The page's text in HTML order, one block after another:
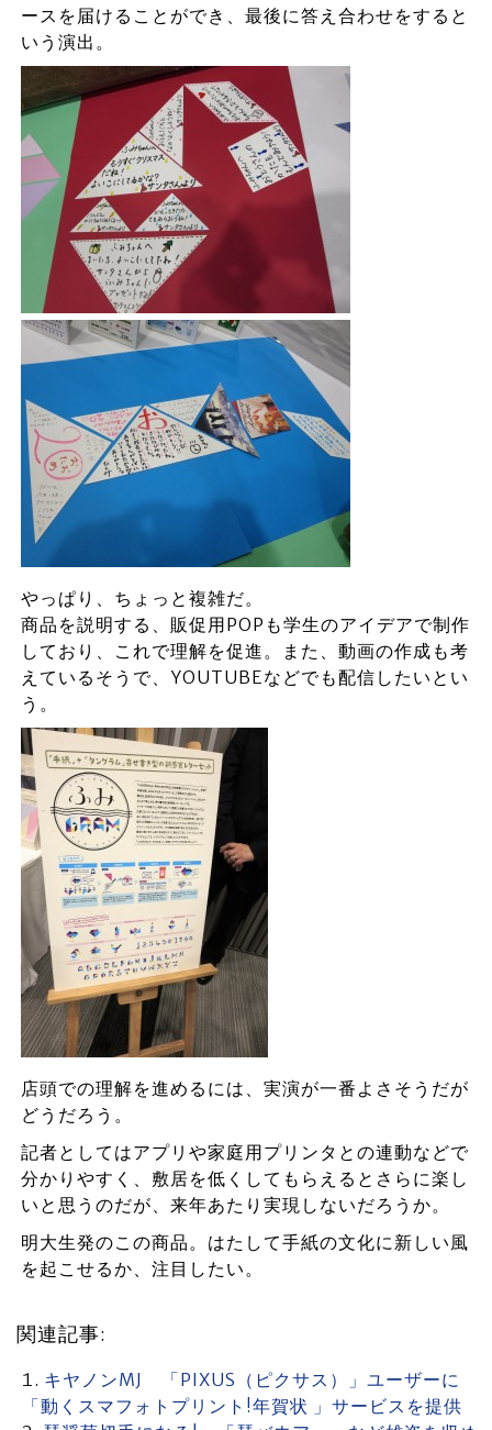
ースを届けることができ、最後に答え合わせをすると
いう演出。
やっぱり、ちょっと複雑だ。
商品を説明する、販促用POPも学生のアイデアで制作
しており、これで理解を促進。また、動画の作成も考
えているそうで、YOUTUBEなどでも配信したいとい
う。
店頭での理解を進めるには、実演が一番よさそうだが
どうだろう。
記者としてはアプリや家庭用プリンタとの連動などで
分かりやすく、敷居を低くしてもらえるとさらに楽し
いと思うのだが、来年あたり実現しないだろうか。
明大生発のこの商品。はたして手紙の文化に新しい風
を起こせるか、注目したい。
関連記事:
キヤノンMJ 「PIXUS（ピクサス）」ユーザーに
「動くスマフォトプリント!年賀状 」サービスを提供